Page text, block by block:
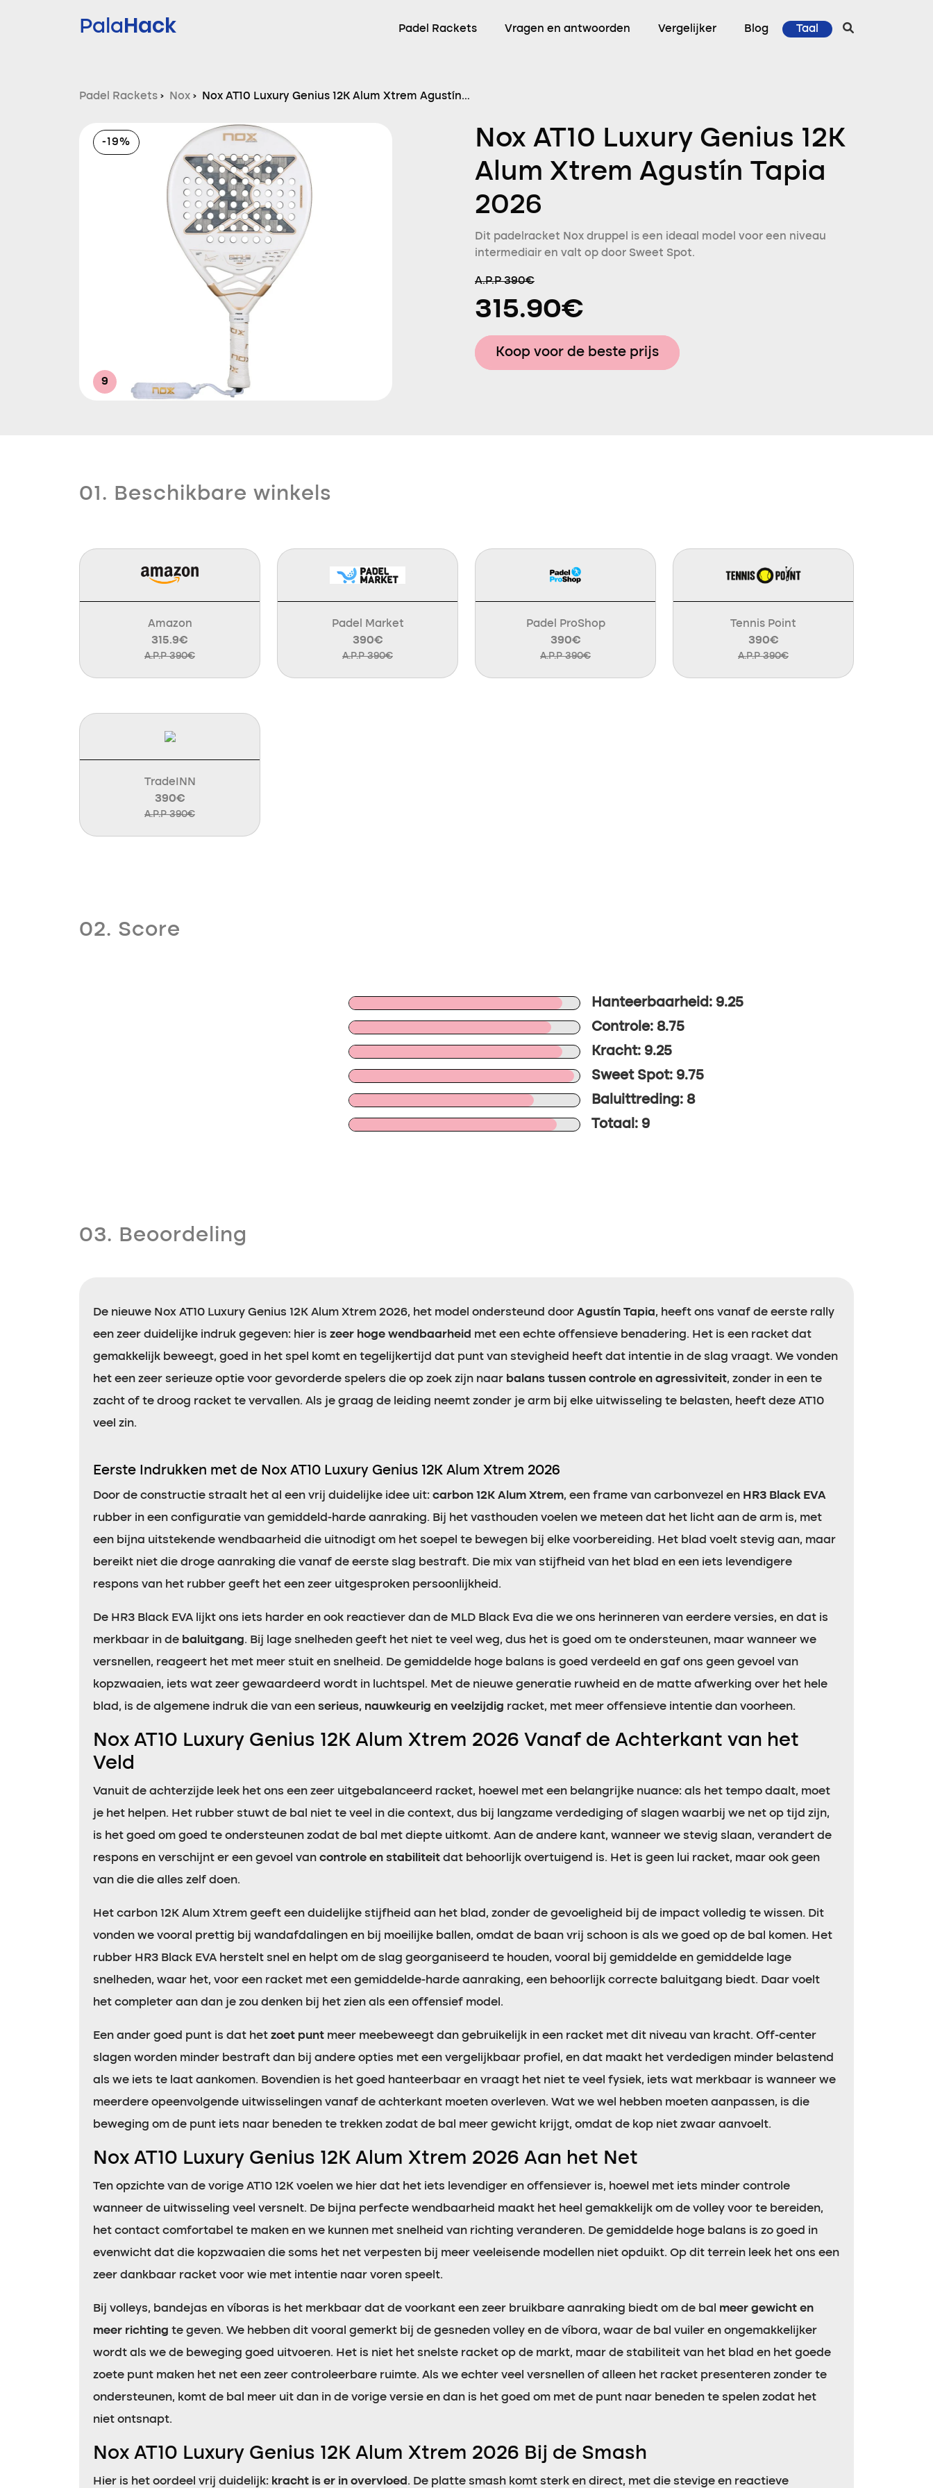
PalaHack Padel Rackets Vragen en antwoorden Vergelijker Blog Taal
Padel Rackets › Nox ›
Nox AT10 Luxury Genius 12K Alum Xtrem Agustín
-19%
9
Nox AT10 Luxury Genius 12K
Alum Xtrem Agustín Tapia
2026
Dit padelracket Nox druppel is een ideaal model voor een niveau
intermediair en valt op door Sweet Spot.
A.P.P 390€
315.90€
Koop voor de beste prijs
01. Beschikbare winkels
Amazon
315.9€
A.P.P 390€
Padel Market
390€
A.P.P 390€
Padel ProShop
390€
A.P.P 390€
Tennis Point
390€
A.P.P 390€
TradeINN
390€
A.P.P 390€
02. Score
Hanteerbaarheid: 9.25
Controle: 8.75
Kracht: 9.25
Sweet Spot: 9.75
Baluittreding: 8
Totaal: 9
03. Beoordeling
De nieuwe Nox AT10 Luxury Genius 12K Alum Xtrem 2026, het model ondersteund door Agustín Tapia, heeft ons vanaf de eerste rally
een zeer duidelijke indruk gegeven: hier is zeer hoge wendbaarheid met een echte offensieve benadering. Het is een racket dat
gemakkelijk beweegt, goed in het spel komt en tegelijkertijd dat punt van stevigheid heeft dat intentie in de slag vraagt. We vonden
het een zeer serieuze optie voor gevorderde spelers die op zoek zijn naar balans tussen controle en agressiviteit, zonder in een te
zacht of te droog racket te vervallen. Als je graag de leiding neemt zonder je arm bij elke uitwisseling te belasten, heeft deze AT10
veel zin.
Eerste Indrukken met de Nox AT10 Luxury Genius 12K Alum Xtrem 2026
Door de constructie straalt het al een vrij duidelijke idee uit: carbon 12K Alum Xtrem, een frame van carbonvezel en HR3 Black EVA
rubber in een configuratie van gemiddeld-harde aanraking. Bij het vasthouden voelen we meteen dat het licht aan de arm is, met
een bijna uitstekende wendbaarheid die uitnodigt om het soepel te bewegen bij elke voorbereiding. Het blad voelt stevig aan, maar
bereikt niet die droge aanraking die vanaf de eerste slag bestraft. Die mix van stijfheid van het blad en een iets levendigere
respons van het rubber geeft het een zeer uitgesproken persoonlijkheid.
De HR3 Black EVA lijkt ons iets harder en ook reactiever dan de MLD Black Eva die we ons herinneren van eerdere versies, en dat is
merkbaar in de baluitgang. Bij lage snelheden geeft het niet te veel weg, dus het is goed om te ondersteunen, maar wanneer we
versnellen, reageert het met meer stuit en snelheid. De gemiddelde hoge balans is goed verdeeld en gaf ons geen gevoel van
kopzwaaien, iets wat zeer gewaardeerd wordt in luchtspel. Met de nieuwe generatie ruwheid en de matte afwerking over het hele
blad, is de algemene indruk die van een serieus, nauwkeurig en veelzijdig racket, met meer offensieve intentie dan voorheen.
Nox AT10 Luxury Genius 12K Alum Xtrem 2026 Vanaf de Achterkant van het
Veld
Vanuit de achterzijde leek het ons een zeer uitgebalanceerd racket, hoewel met een belangrijke nuance: als het tempo daalt, moet
je het helpen. Het rubber stuwt de bal niet te veel in die context, dus bij langzame verdediging of slagen waarbij we net op tijd zijn,
is het goed om goed te ondersteunen zodat de bal met diepte uitkomt. Aan de andere kant, wanneer we stevig slaan, verandert de
respons en verschijnt er een gevoel van controle en stabiliteit dat behoorlijk overtuigend is. Het is geen lui racket, maar ook geen
van die die alles zelf doen.
Het carbon 12K Alum Xtrem geeft een duidelijke stijfheid aan het blad, zonder de gevoeligheid bij de impact volledig te wissen. Dit
vonden we vooral prettig bij wandafdalingen en bij moeilijke ballen, omdat de baan vrij schoon is als we goed op de bal komen. Het
rubber HR3 Black EVA herstelt snel en helpt om de slag georganiseerd te houden, vooral bij gemiddelde en gemiddelde lage
snelheden, waar het, voor een racket met een gemiddelde-harde aanraking, een behoorlijk correcte baluitgang biedt. Daar voelt
het completer aan dan je zou denken bij het zien als een offensief model.
Een ander goed punt is dat het zoet punt meer meebeweegt dan gebruikelijk in een racket met dit niveau van kracht. Off-center
slagen worden minder bestraft dan bij andere opties met een vergelijkbaar profiel, en dat maakt het verdedigen minder belastend
als we iets te laat aankomen. Bovendien is het goed hanteerbaar en vraagt het niet te veel fysiek, iets wat merkbaar is wanneer we
meerdere opeenvolgende uitwisselingen vanaf de achterkant moeten overleven. Wat we wel hebben moeten aanpassen, is die
beweging om de punt iets naar beneden te trekken zodat de bal meer gewicht krijgt, omdat de kop niet zwaar aanvoelt.
Nox AT10 Luxury Genius 12K Alum Xtrem 2026 Aan het Net
Ten opzichte van de vorige AT10 12K voelen we hier dat het iets levendiger en offensiever is, hoewel met iets minder controle
wanneer de uitwisseling veel versnelt. De bijna perfecte wendbaarheid maakt het heel gemakkelijk om de volley voor te bereiden,
het contact comfortabel te maken en we kunnen met snelheid van richting veranderen. De gemiddelde hoge balans is zo goed in
evenwicht dat die kopzwaaien die soms het net verpesten bij meer veeleisende modellen niet opduikt. Op dit terrein leek het ons een
zeer dankbaar racket voor wie met intentie naar voren speelt.
Bij volleys, bandejas en víboras is het merkbaar dat de voorkant een zeer bruikbare aanraking biedt om de bal meer gewicht en
meer richting te geven. We hebben dit vooral gemerkt bij de gesneden volley en de víbora, waar de bal vuiler en ongemakkelijker
wordt als we de beweging goed uitvoeren. Het is niet het snelste racket op de markt, maar de stabiliteit van het blad en het goede
zoete punt maken het net een zeer controleerbare ruimte. Als we echter veel versnellen of alleen het racket presenteren zonder te
ondersteunen, komt de bal meer uit dan in de vorige versie en dan is het goed om met de punt naar beneden te spelen zodat het
niet ontsnapt.
Nox AT10 Luxury Genius 12K Alum Xtrem 2026 Bij de Smash
Hier is het oordeel vrij duidelijk: kracht is er in overvloed . De platte smash komt sterk en direct, met die stevige en reactieve